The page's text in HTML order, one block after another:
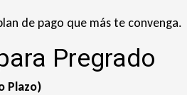
de pago que más te convenga.
Pregrado
Plazo)